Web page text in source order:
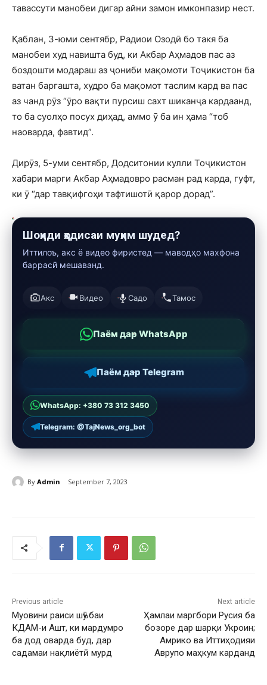
тавассути манобеи дигар айни замон имконпазир нест.
Қаблан, 3-юми сентябр, Радиои Озодӣ бо такя ба
манобеи худ навишта буд, ки Акбар Аҳмадов пас аз
боздошти модараш аз ҷониби мақомоти Тоҷикистон ба
ватан баргашта, худро ба мақомот таслим кард ва пас
аз чанд рӯз “ӯро вақти пурсиш сахт шиканҷа кардаанд,
то ба суолҳо посух диҳад, аммо ӯ ба ин ҳама “тоб
наоварда, фавтид”.
Дирӯз, 5-уми сентябр, Додситонии кулли Тоҷикистон
хабари марги Акбар Аҳмадовро расман рад карда, гуфт,
ки ӯ “дар тавқифгоҳи тафтишотӣ қарор дорад”.
Шоҳиди ҳодисаи муҳим шудед?
Иттилоъ, акс ё видео фиристед — маводҳо махфона
баррасӣ мешаванд.
Акс Видео Садо Тамос
Паём дар WhatsApp
Паём дар Telegram
WhatsApp: +380 73 312 3450
Telegram: @TajNews_org_bot
By Admin September 7, 2023
Previous article
Муовини раиси шӯъбаи
КДАМ-и Ашт, ки мардумро
ба дод оварда буд, дар
садамаи нақлиётӣ мурд
Next article
Ҳамлаи маргбори Русия ба
бозоре дар шарқи Укроин;
Амрико ва Иттиҳодияи
Аврупо маҳкум карданд